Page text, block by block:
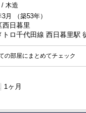
木造
3月
（築53年）
西日暮里
トロ千代田線 西日暮里駅
の部屋にまとめてチェック
1ヶ月